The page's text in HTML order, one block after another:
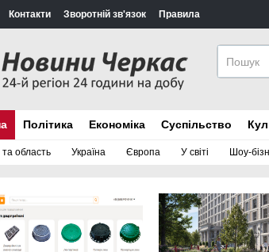
Контакти Зворотній зв'язок Правила
область Україна Європа У світі Шоу-
Політика Економіка Суспільство